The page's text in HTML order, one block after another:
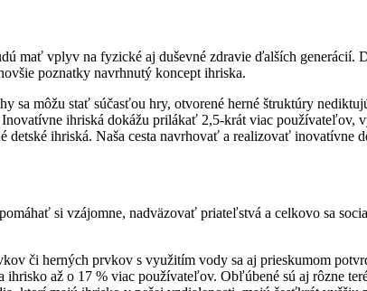
mať vplyv na fyzické aj duševné zdravie ďalších generácií.
poznatky navrhnutý koncept ihriska.
sa môžu stať súčasťou hry, otvorené herné štruktúry
ihriská dokážu prilákať 2,5-krát viac
ihriská. Naša cesta navrhovať a realizovať inovatívne
si vzájomne, nadväzovať priateľstvá a celkovo sa
či herných prvkov s využitím vody sa aj prieskumom
až o 17 % viac používateľov. Obľúbené sú aj rôzne